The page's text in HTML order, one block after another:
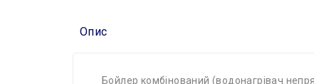
Опис
Бойлер комбінований (водонагрівач